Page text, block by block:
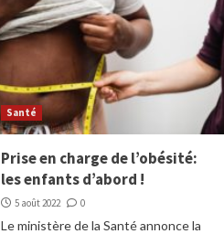
Santé
Prise en charge de l’obésité:
les enfants d’abord !
5 août 2022 0
Le ministère de la Santé annonce la